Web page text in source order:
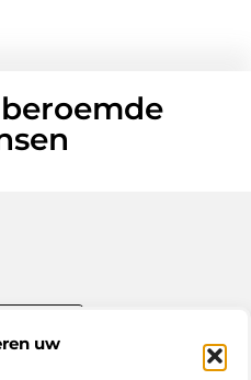
uw